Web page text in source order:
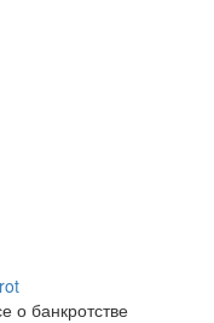
о банкротстве